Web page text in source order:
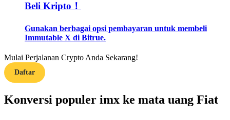
Menghasilkan
Beli Kripto！
Gunakan berbagai opsi pembayaran untuk membeli
Immutable X di Bitrue.
Mulai Perjalanan Crypto Anda Sekarang!
Daftar
Konversi populer imx ke mata uang Fiat